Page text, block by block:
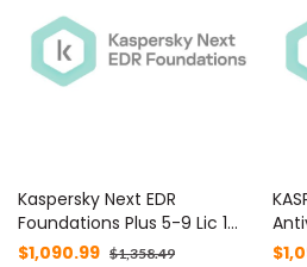
Kaspersky Next EDR
Foundations Plus 5-9 Lic 1
Año C/U KL4065ZAEF8 -
$1,090.99 $1,358.49